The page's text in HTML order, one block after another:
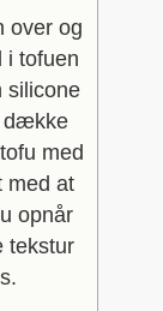
over og
i tofuen
silicone
dække
med
med at
opnår
tekstur